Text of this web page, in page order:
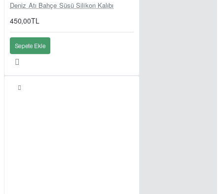
Deniz Atı Bahçe Süsü Silikon Kalıbı
450,00TL
Sepete Ekle